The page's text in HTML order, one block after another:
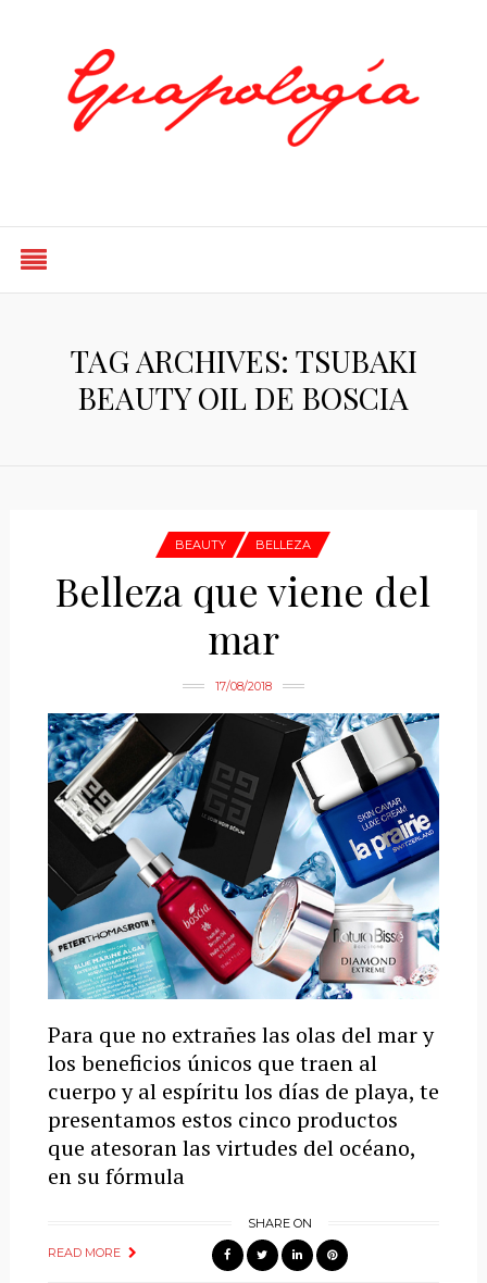
TAG ARCHIVES: TSUBAKI
BEAUTY OIL DE BOSCIA
BEAUTY BELLEZA
Belleza que viene del
mar
17/08/2018
Para que no extrañes las olas del mar y
los beneficios únicos que traen al
cuerpo y al espíritu los días de playa, te
presentamos estos cinco productos
que atesoran las virtudes del océano,
en su fórmula
READ MORE
SHARE ON